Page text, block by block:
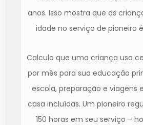
anos. Isso mostra que as
idade no serviço de pioneiro
Calculo que uma criança usa
por mês para sua educação
escola, preparação e viagens
casa incluídas. Um pioneiro
150 horas em seu serviço –